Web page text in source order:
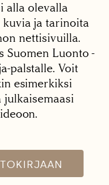
alla olevalla
ja tarinoita
nettisivuilla.
Suomen Luonto -
palstalle. Voit
esimerkiksi
julkaisemaasi